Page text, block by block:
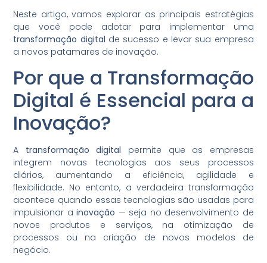
Neste artigo, vamos explorar as principais estratégias
que você pode adotar para implementar uma
transformação digital de sucesso e levar sua empresa
a novos patamares de inovação.
Por que a Transformação
Digital é Essencial para a
Inovação?
A transformação digital permite que as empresas
integrem novas tecnologias aos seus processos
diários, aumentando a eficiência, agilidade e
flexibilidade. No entanto, a verdadeira transformação
acontece quando essas tecnologias são usadas para
impulsionar ainovação — seja no desenvolvimento de
novos produtos e serviços, na otimização de
processos ou na criação de novos modelos de
negócio.